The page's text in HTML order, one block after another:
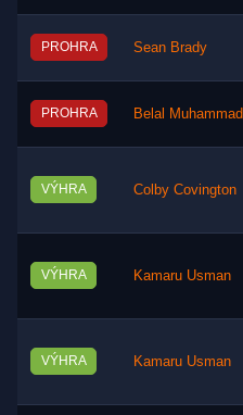
PROHRA Sean Brady
PROHRA Belal Muhammad
VÝHRA Colby Covington
VÝHRA Kamaru Usman
VÝHRA Kamaru Usman